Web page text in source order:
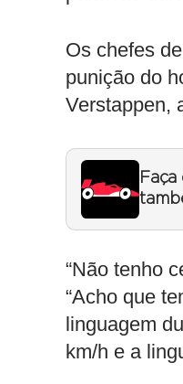
Os chefes
punição do
Verstappen,
“Não tenho
“Acho que
linguagem
km/h e a